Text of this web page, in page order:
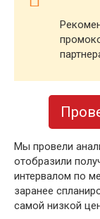
Мы провели
отобразили
интервалом по
заранее
самой низкой